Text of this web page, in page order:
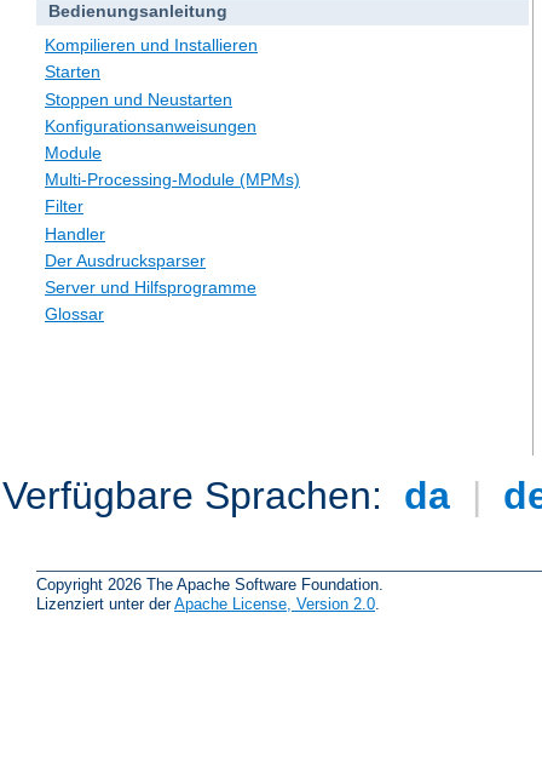
Bedienungsanleitung
Kompilieren und Installieren
Starten
Stoppen und Neustarten
Konfigurationsanweisungen
Module
Multi-Processing-Module (MPMs)
Filter
Handler
Der Ausdrucksparser
Server und Hilfsprogramme
Glossar
Verfügbare Sprachen: da |
Copyright 2026 The Apache Software Foundation.
Lizenziert unter derApache License, Version 2.0